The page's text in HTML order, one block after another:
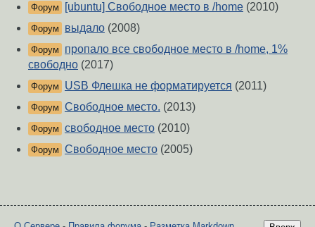
Форум [ubuntu] Свободное место в /home (2010)
Форум выдало (2008)
Форум
пропало все свободное место в /home, 1%
свободно (2017)
Форум USB Флешка не форматируется (2011)
Форум Свободное место. (2013)
Форум свободное место (2010)
Форум Свободное место (2005)